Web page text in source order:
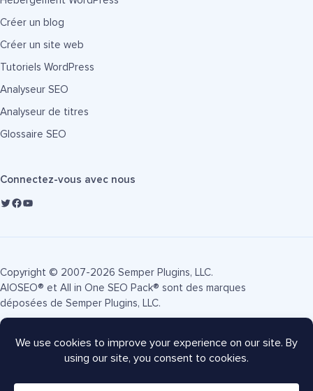
Créer un blog
Créer un site web
Tutoriels WordPress
Analyseur SEO
Analyseur de titres
Glossaire SEO
Connectez-vous avec nous
Copyright © 2007-2026 Semper Plugins, LLC.
AIOSEO® et All in One SEO Pack® sont des marques
déposées de Semper Plugins, LLC.
Conditions d'utilisation
Politique de confidentialité
Divulgation FTC
Plan du site Coupon AIOSEO